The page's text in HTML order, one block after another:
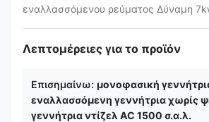
εναλλασσόμενου ρεύματος Δύναμη
Λεπτομέρειες για το προϊόν
Επισημαίνω: μονοφασική
εναλλασσόμενη γεννήτρια χωρίς
γεννήτρια ντίζελ AC 1500 σ.α.λ.